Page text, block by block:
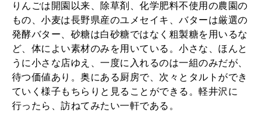
りんごは開園以来、除草剤、化学肥料不使用の農園の
もの、小麦は長野県産のユメセイキ、バターは厳選の
発酵バター、砂糖は白砂糖ではなく粗製糖を用いるな
ど、体によい素材のみを用いている。小さな、ほんと
うに小さな店ゆえ、一度に入れるのは一組のみだが、
待つ価値あり。奥にある厨房で、次々とタルトができ
ていく様子もちらりと見ることができる。軽井沢に
行ったら、訪ねてみたい一軒である。